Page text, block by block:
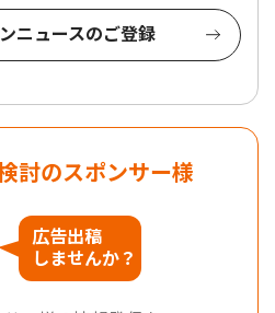
ニュースのご登録
討のスポンサー様
広告出稿
しませんか？